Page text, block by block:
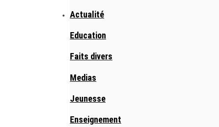
Actualité
Education
Faits divers
Medias
Jeunesse
Enseignement